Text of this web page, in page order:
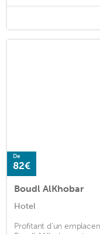
De
82€
Boudl AlKhobar
Hotel
Profitant d'un